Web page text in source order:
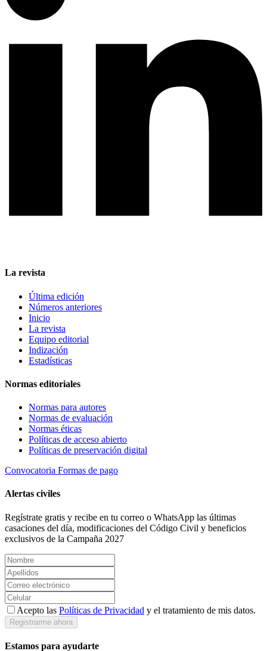
La revista
Última edición
Números anteriores
Inicio
La revista
Equipo editorial
Indización
Estadísticas
Normas editoriales
Normas para autores
Normas de evaluación
Normas éticas
Políticas de acceso abierto
Políticas de preservación digital
Convocatoria Formas de pago
Alertas civiles
Regístrate gratis y recibe en tu correo o WhatsApp las últimas
casaciones del día, modificaciones del Código Civil y beneficios
exclusivos de la Campaña 2027
Acepto las Políticas de Privacidad y el tratamiento de mis datos.
Registrarme ahora
Estamos para ayudarte